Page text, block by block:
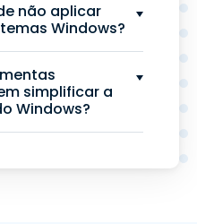
não aplicar
Windows?
simplificar a
Windows?